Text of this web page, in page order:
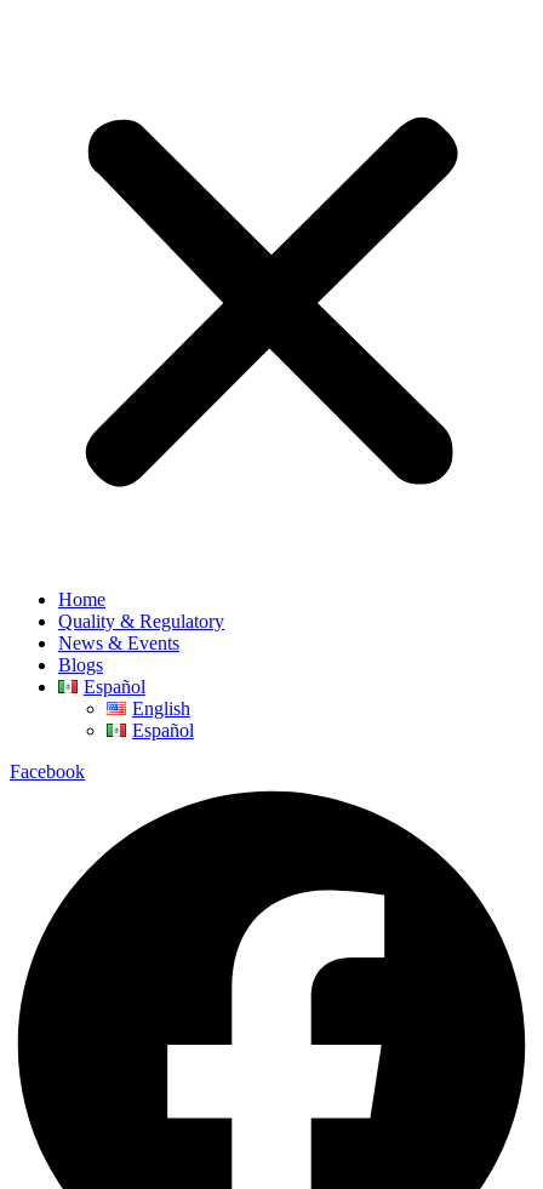
Home
Quality & Regulatory
News & Events
Blogs
Español
English
Español
Facebook